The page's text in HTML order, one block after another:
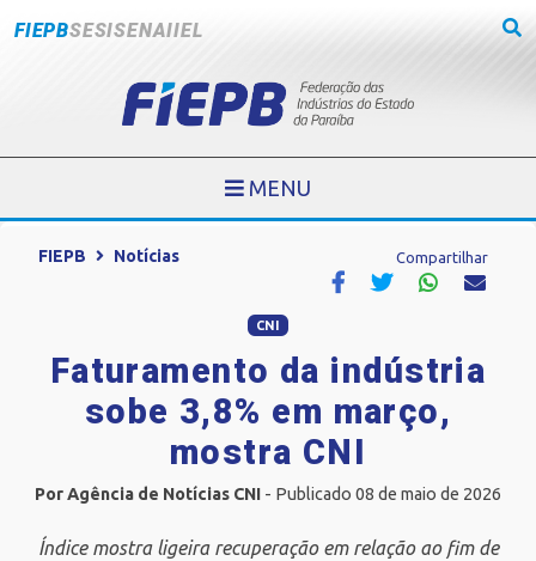
FIEPBSESISENAIIEL
MENU
FIEPB Notícias Compartilhar
CNI
Faturamento da indústria
sobe 3,8% em março,
mostra CNI
Por Agência de Notícias CNI - Publicado 08 de maio de 2026
Índice mostra ligeira recuperação em relação ao fim de